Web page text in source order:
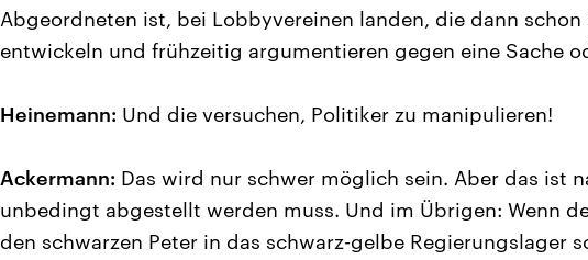
Abgeordneten ist, bei Lobbyvereinen landen, die dann
entwickeln und frühzeitig argumentieren gegen eine Sache
Heinemann: Und die versuchen, Politiker zu manipulieren!
Ackermann: Das wird nur schwer möglich sein. Aber das ist
unbedingt abgestellt werden muss. Und im Übrigen: Wenn
den schwarzen Peter in das schwarz-gelbe Regierungslager